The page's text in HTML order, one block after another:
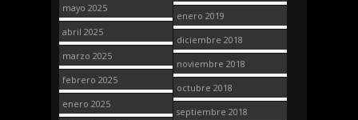
mayo 2025
abril 2025
marzo 2025
febrero 2025
enero 2025
enero 2019
diciembre 2018
noviembre 2018
octubre 2018
septiembre 2018